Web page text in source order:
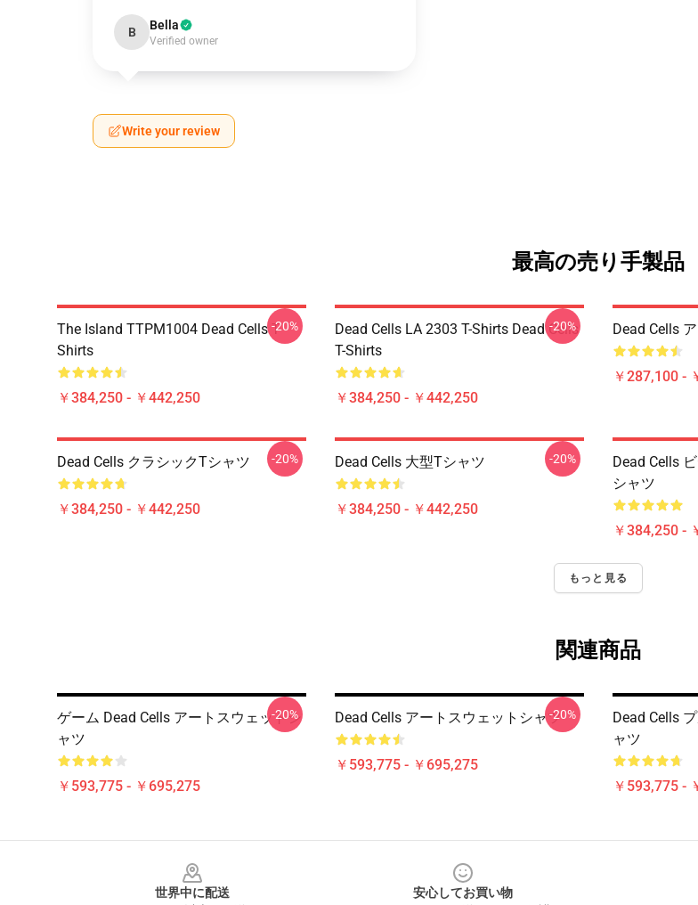
B Bella
Verified owner
Write your review
最高の売り手製品
The Island TTPM1004 Dead Cells T-
Shirts
￥384,250 - ￥442,250
-20%
Dead Cells LA 2303 T-Shirts Dead Cells
T-Shirts
￥384,250 - ￥442,250
-20% Dead Cells
￥287,100 -
Dead Cells クラシックTシャツ
￥384,250 - ￥442,250
-20% Dead Cells 大型Tシャツ
￥384,250 - ￥442,250
-20%
Dead Cells
シャツ
￥384,250 -
もっと見る
関連商品
ゲーム Dead Cells アートスウェットシ
ャツ
￥593,775 - ￥695,275
-20% Dead Cells アートスウェットシャツ
￥593,775 - ￥695,275
-20%
Dead Cells
ャツ
￥593,775 -
世界中に配送
安心してお買い物